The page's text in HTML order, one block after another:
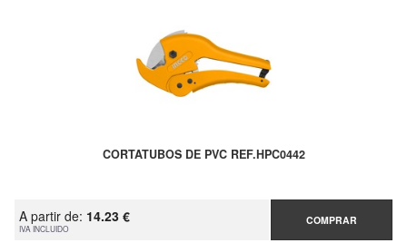
CORTATUBOS DE PVC REF.HPC0442
A partir de: 14.23 €
IVA INCLUIDO
COMPRAR